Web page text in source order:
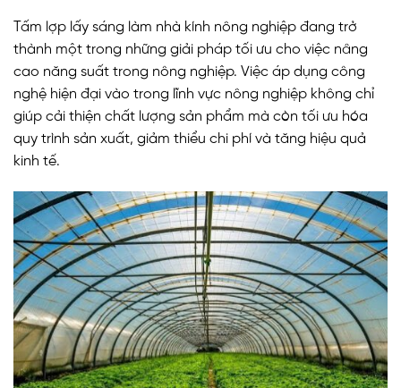
Tấm lợp lấy sáng làm nhà kính nông nghiệp đang trở
thành một trong những giải pháp tối ưu cho việc nâng
cao năng suất trong nông nghiệp. Việc áp dụng công
nghệ hiện đại vào trong lĩnh vực nông nghiệp không chỉ
giúp cải thiện chất lượng sản phẩm mà còn tối ưu hóa
quy trình sản xuất, giảm thiểu chi phí và tăng hiệu quả
kinh tế.